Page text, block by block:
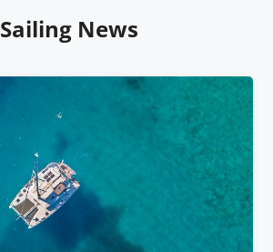
Sailing News